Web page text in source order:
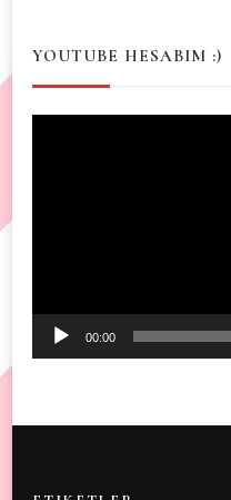
YOUTUBE HESABIM :)
00:00